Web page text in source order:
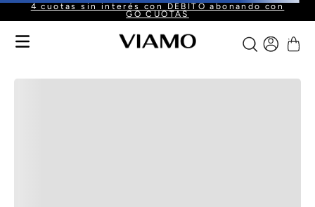
4 cuotas sin interés con DÉBITO abonando con
GO CUOTAS